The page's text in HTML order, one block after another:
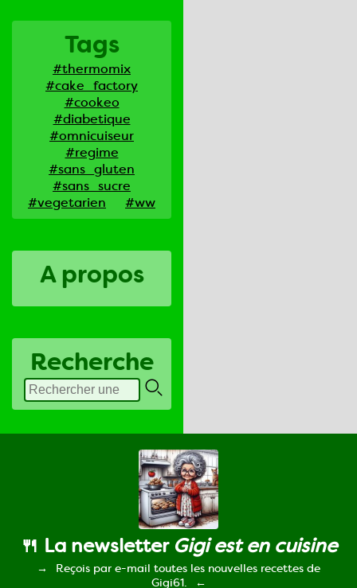
Tags
#thermomix
#cake_factory
#cookeo
#diabetique
#omnicuiseur
#regime
#sans_gluten
#sans_sucre
#vegetarien
#ww
A propos
Recherche
🍴 La newsletter Gigi est en cuisine
Reçois par e-mail toutes les nouvelles recettes de
Gigi61.